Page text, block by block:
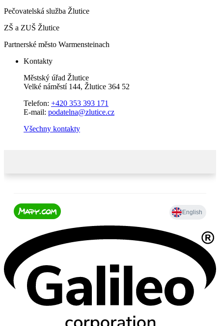
Pečovatelská služba Žlutice
ZŠ a ZUŠ Žlutice
Partnerské město Warmensteinach
Kontakty
Městský úřad Žlutice
Velké náměstí 144, Žlutice 364 52
Telefon: +420 353 393 171
E-mail: podatelna@zlutice.cz
Všechny kontakty